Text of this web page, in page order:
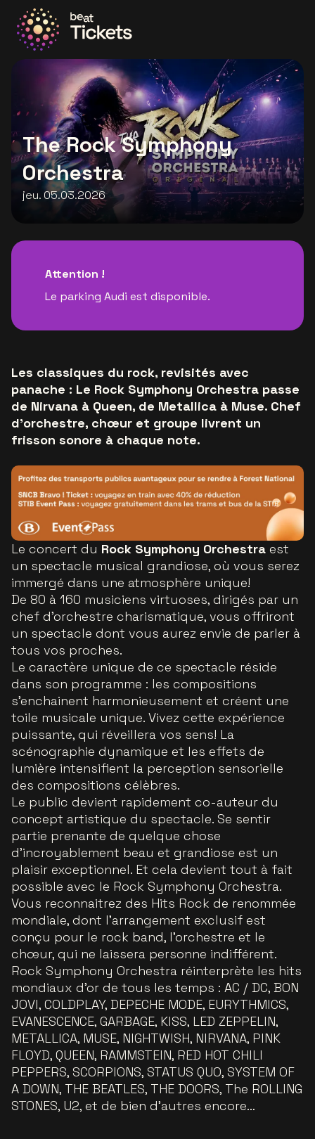
Allez à la page d'accueil
The Rock Symphony
Orchestra
jeu. 05.03.2026
Attention !
Le parking Audi est disponible.
Les classiques du rock, revisités avec
panache : Le Rock Symphony Orchestra passe
de Nirvana à Queen, de Metallica à Muse. Chef
d’orchestre, chœur et groupe livrent un
frisson sonore à chaque note.
Le concert du Rock Symphony Orchestra est
un spectacle musical grandiose, où vous serez
immergé dans une atmosphère unique!
De 80 à 160 musiciens virtuoses, dirigés par un
chef d’orchestre charismatique, vous offriront
un spectacle dont vous aurez envie de parler à
tous vos proches.
Le caractère unique de ce spectacle réside
dans son programme : les compositions
s’enchainent harmonieusement et créent une
toile musicale unique. Vivez cette expérience
puissante, qui réveillera vos sens! La
scénographie dynamique et les effets de
lumière intensifient la perception sensorielle
des compositions célèbres.
Le public devient rapidement co-auteur du
concept artistique du spectacle. Se sentir
partie prenante de quelque chose
d’incroyablement beau et grandiose est un
plaisir exceptionnel. Et cela devient tout à fait
possible avec le Rock Symphony Orchestra.
Vous reconnaitrez des Hits Rock de renommée
mondiale, dont l’arrangement exclusif est
conçu pour le rock band, l’orchestre et le
chœur, qui ne laissera personne indifférent.
Rock Symphony Orchestra réinterprète les hits
mondiaux d’or de tous les temps : AC / DC, BON
JOVI, COLDPLAY, DEPECHE MODE, EURYTHMICS,
EVANESCENCE, GARBAGE, KISS, LED ZEPPELIN,
METALLICA, MUSE, NIGHTWISH, NIRVANA, PINK
FLOYD, QUEEN, RAMMSTEIN, RED HOT CHILI
PEPPERS, SCORPIONS, STATUS QUO, SYSTEM OF
A DOWN, THE BEATLES, THE DOORS, The ROLLING
STONES, U2, et de bien d’autres encore…